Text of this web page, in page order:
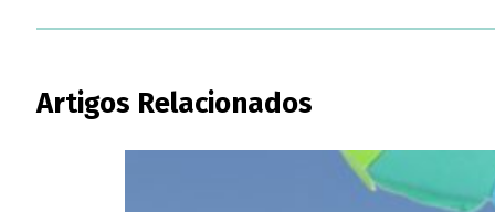
Artigos Relacionados